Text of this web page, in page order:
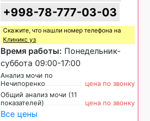
+998-78-777-03-03
Скажите, что нашли номер телефона на
Клиникс уз
Время работы: Понедельник-
суббота 09:00-17:00
Анализ мочи по
Нечипоренко
цена по звонку
Общий анализ мочи (11
показателей)
цена по звонку
Все цены